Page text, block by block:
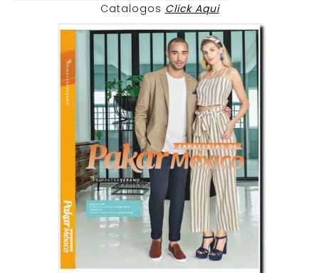
Catalogos Click Aqui